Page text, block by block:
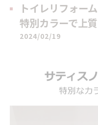
トイレリフォー
特別カラーで上
2024/02/19